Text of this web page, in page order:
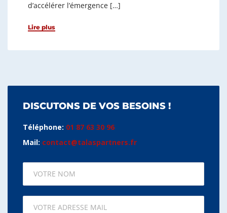
d’accélérer l’émergence […]
Lire plus
DISCUTONS DE VOS BESOINS !
Téléphone: 01 87 63 30 96
Mail: contact@talaspartners.fr